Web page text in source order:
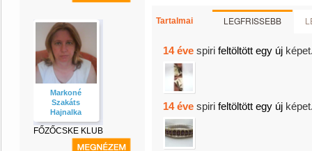
Markoné
Szakáts
Hajnalka
FŐZŐCSKE KLUB
Tartalmai LEGFRISSEBB
14 éve spiri feltöltött egy új képet
14 éve spiri feltöltött egy új képet